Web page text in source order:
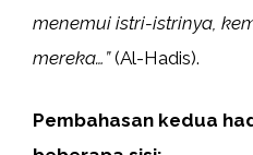
menemui istri-istrinya,
mereka…”(Al-Hadis).
Pembahasan kedua